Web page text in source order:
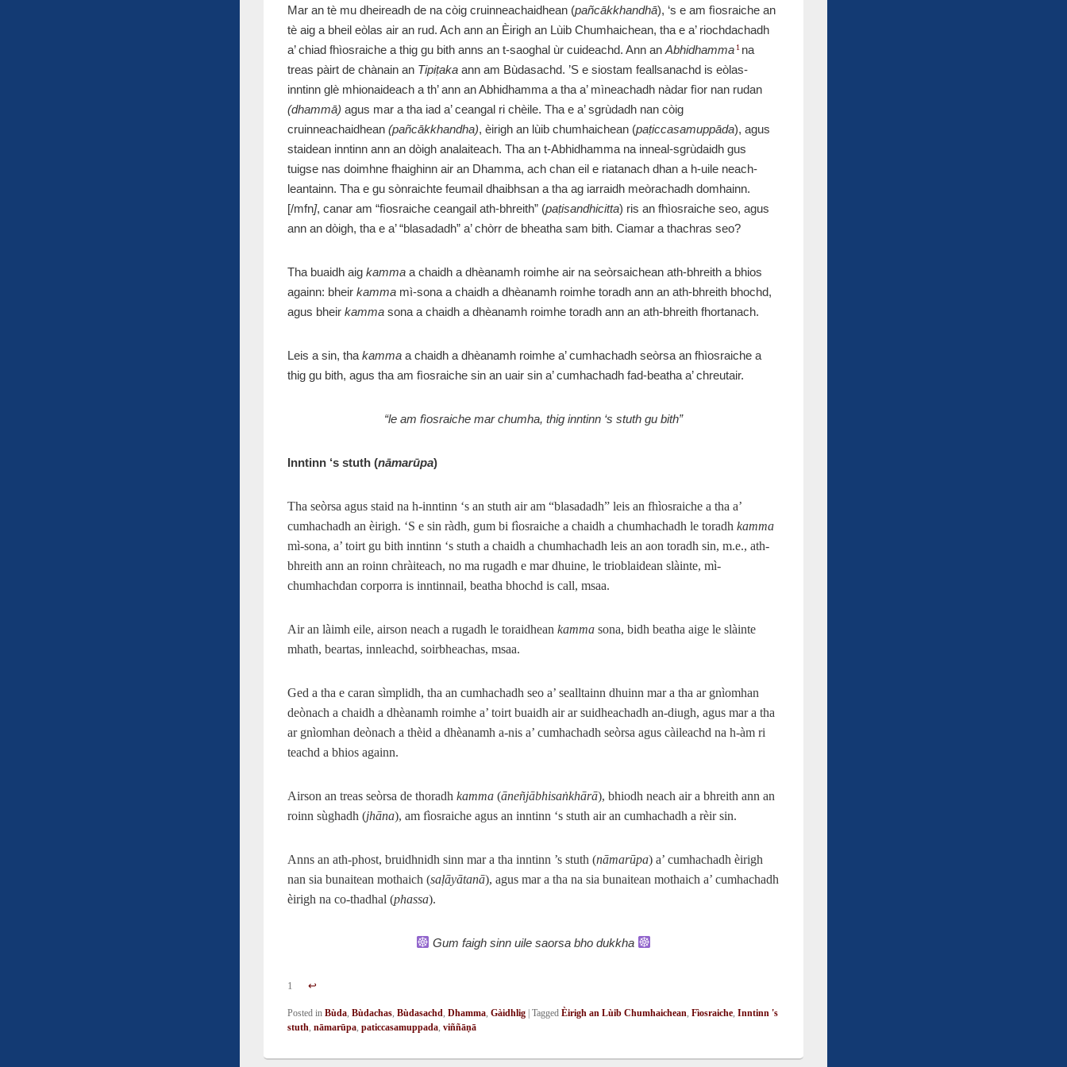
Mar an tè mu dheireadh de na còig cruinneachaidhean (pañcākkhandhā), ‘s e am fìosraiche an
tè aig a bheil eòlas air an rud. Ach ann an Èirigh an Lùib Chumhaichean, tha e a’ riochdachadh
a’ chiad fhìosraiche a thig gu bith anns an t-saoghal ùr cuideachd. Ann an Abhidhamma 1 na
treas pàirt de chànain an Tipiṭaka ann am Bùdasachd. ’S e siostam feallsanachd is eòlas-
inntinn glè mhionaideach a th’ ann an Abhidhamma a tha a’ mìneachadh nàdar fìor nan rudan
(dhammā) agus mar a tha iad a’ ceangal ri chèile. Tha e a’ sgrùdadh nan còig
cruinneachaidhean (pañcākkhandha), èirigh an lùib chumhaichean (paṭiccasamuppāda), agus
staidean inntinn ann an dòigh analaiteach. Tha an t-Abhidhamma na inneal-sgrùdaidh gus
tuigse nas doimhne fhaighinn air an Dhamma, ach chan eil e riatanach dhan a h-uile neach-
leantainn. Tha e gu sònraichte feumail dhaibhsan a tha ag iarraidh meòrachadh domhainn.
[/mfn], canar am “fìosraiche ceangail ath-bhreith” (paṭisandhicitta) ris an fhìosraiche seo, agus
ann an dòigh, tha e a’ “blasadadh” a’ chòrr de bheatha sam bith. Ciamar a thachras seo?
Tha buaidh aig kamma a chaidh a dhèanamh roimhe air na seòrsaichean ath-bhreith a bhios
againn: bheir kamma mì-sona a chaidh a dhèanamh roimhe toradh ann an ath-bhreith bhochd,
agus bheir kamma sona a chaidh a dhèanamh roimhe toradh ann an ath-bhreith fhortanach.
Leis a sin, tha kamma a chaidh a dhèanamh roimhe a’ cumhachadh seòrsa an fhìosraiche a
thig gu bith, agus tha am fìosraiche sin an uair sin a’ cumhachadh fad-beatha a’ chreutair.
“le am fìosraiche mar chumha, thig inntinn ‘s stuth gu bith”
Inntinn ‘s stuth (nāmarūpa)
Tha seòrsa agus staid na h-inntinn ‘s an stuth air am “blasadadh” leis an fhìosraiche a tha a’
cumhachadh an èirigh. ‘S e sin ràdh, gum bi fìosraiche a chaidh a chumhachadh le toradh kamma
mì-sona, a’ toirt gu bith inntinn ‘s stuth a chaidh a chumhachadh leis an aon toradh sin, m.e., ath-
bhreith ann an roinn chràiteach, no ma rugadh e mar dhuine, le trioblaidean slàinte, mì-
chumhachdan corporra is inntinnail, beatha bhochd is call, msaa.
Air an làimh eile, airson neach a rugadh le toraidhean kamma sona, bidh beatha aige le slàinte
mhath, beartas, innleachd, soirbheachas, msaa.
Ged a tha e caran sìmplidh, tha an cumhachadh seo a’ sealltainn dhuinn mar a tha ar gnìomhan
deònach a chaidh a dhèanamh roimhe a’ toirt buaidh air ar suidheachadh an-diugh, agus mar a tha
ar gnìomhan deònach a thèid a dhèanamh a-nis a’ cumhachadh seòrsa agus càileachd na h-àm ri
teachd a bhios againn.
Airson an treas seòrsa de thoradh kamma (āneñjābhisaṅkhārā), bhiodh neach air a bhreith ann an
roinn sùghadh (jhāna), am fìosraiche agus an inntinn ‘s stuth air an cumhachadh a rèir sin.
Anns an ath-phost, bruidhnidh sinn mar a tha inntinn ’s stuth (nāmarūpa) a’ cumhachadh èirigh
nan sia bunaitean mothaich (saḷāyātanā), agus mar a tha na sia bunaitean mothaich a’ cumhachadh
èirigh na co-thadhal (phassa).
Gum faigh sinn uile saorsa bho dukkha
1 ↩︎
Posted in Bùda, Bùdachas, Bùdasachd, Dhamma, Gàidhlig Tagged Èirigh an Lùib Chumhaichean, Fìosraiche, Inntinn 's
stuth, nāmarūpa, paticcasamuppada, viññāṇā